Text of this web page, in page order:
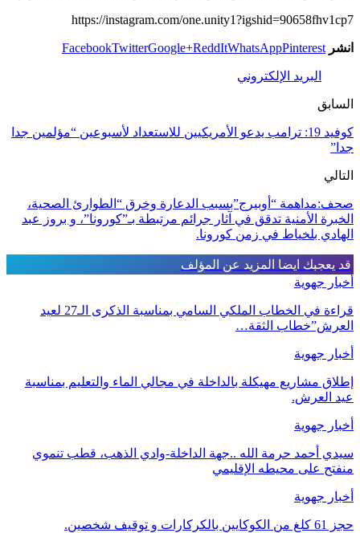
https://instagram.com/one.unity1?igshid=90658fhv1cp7
انشر FacebookTwitterGoogle+ReddItWhatsAppPinterest
البريد الإلكتروني
السابق
كوفيد 19: ترامب يدعو الأمريكيين للاستعداد لأسبوعين “مؤلمين جدا
جدا”
التالي
صحف:مداهمة “أوبيرج”بسبب الدعارة وخرق “الطوارئ الصحية،
الخبرة الأمنية تدقق في آثار جرائم مرتبطة بـ”كورونا”، و بروز عبد
الهادي بلخياط في زمن كورونا.
قد يعجبك ايضا المزيد عن المؤلف
أخبار جهوية
قراءة في الخطاب الملكي السامي بمناسبة الذكرى الـ27 لعيد
العرش”خطاب الثقة…
أخبار جهوية
إطلاق مشاريع مهيكلة بالداخلة في مجالي الماء والتعليم بمناسبة
عيد العرش.
أخبار جهوية
سيدي أحمد حرمة الله ..جهة الداخلة-وادي الذهب، قطب تنموي
منفتح على محيطه الإقليمي
أخبار جهوية
حجز 61 كلغ من الكوكايين بالكركارات و توقيف شخصين.